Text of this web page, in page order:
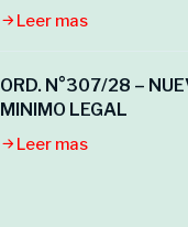
Leer mas
ORD. N°307/28 –
MINIMO LEGAL
Leer mas